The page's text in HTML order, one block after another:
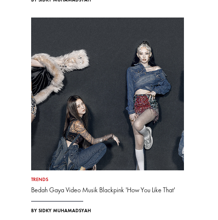
TRENDS
Bedah Gaya Video Musik Blackpink 'How You Like That'
BY SIDKY MUHAMADSYAH